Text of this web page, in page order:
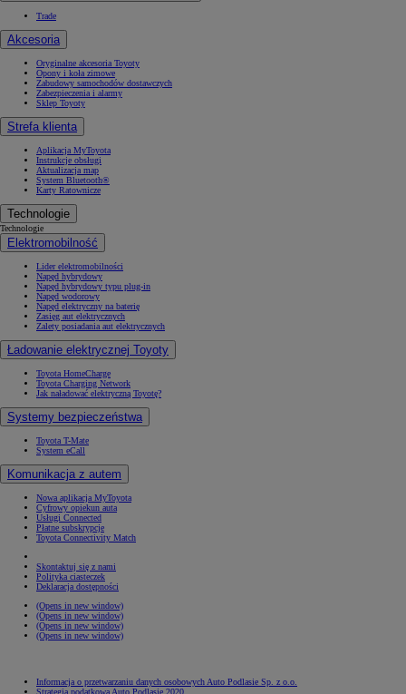
Trade
Akcesoria
Oryginalne akcesoria Toyoty
Opony i koła zimowe
Zabudowy samochodów dostawczych
Zabezpieczenia i alarmy
Sklep Toyoty
Strefa klienta
Aplikacja MyToyota
Instrukcje obsługi
Aktualizacja map
System Bluetooth®
Karty Ratownicze
Technologie
Technologie
Elektromobilność
Lider elektromobilności
Napęd hybrydowy
Napęd hybrydowy typu plug-in
Napęd wodorowy
Napęd elektryczny na baterię
Zasięg aut elektrycznych
Zalety posiadania aut elektrycznych
Ładowanie elektrycznej Toyoty
Toyota HomeCharge
Toyota Charging Network
Jak naładować elektryczną Toyotę?
Systemy bezpieczeństwa
Toyota T-Mate
System eCall
Komunikacja z autem
Nowa aplikacja MyToyota
Cyfrowy opiekun auta
Usługi Connected
Płatne subskrypcje
Toyota Connectivity Match
Skontaktuj się z nami
Polityka ciasteczek
Deklaracja dostępności
(Opens in new window)
(Opens in new window)
(Opens in new window)
(Opens in new window)
Informacja o przetwarzaniu danych osobowych Auto Podlasie Sp. z o.o.
Strategia podatkowa Auto Podlasie 2020